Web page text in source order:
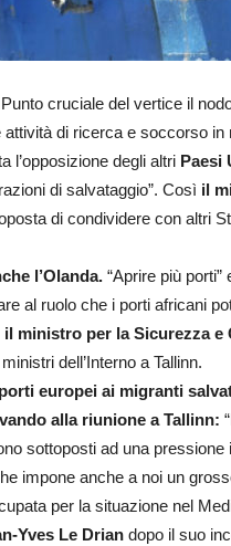
Punto cruciale del vertice il
attività di ricerca e soccorso
l’opposizione degli altri Paesi
di salvataggio”. Così il
di condividere con altri
l’Olanda. “Aprire più
al ruolo che i porti africani
il ministro per la Sicurezza
dell’Interno a Tallinn.
europei ai migranti
alla riunione a Tallinn:
sottoposti ad una
impone anche a noi un
per la situazione nel
Yves Le Drian dopo il suo